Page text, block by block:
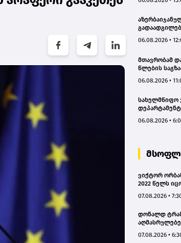
06.08.2026 •
მთავრობამ
წლების
სამოქმედო
06.08.2026 •
სახელმწიფო
საზიანოდ
06.08.2026 •
ვიქტორ
2022 წელს
გააკეთეს -
07.08.2026 •
დონალდ
შეზღუდვას
07.08.2026 •